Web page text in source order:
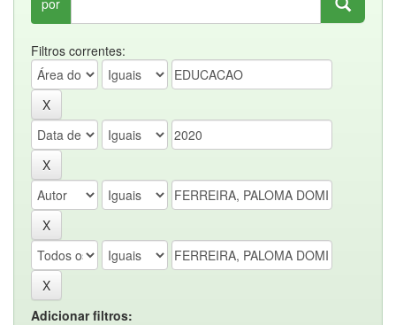
por
Filtros correntes:
Adicionar filtros: